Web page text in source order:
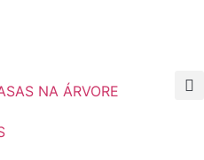
NA ÁRVORE